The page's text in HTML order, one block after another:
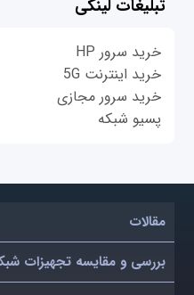
تبلیغات لینکی
خرید سرور HP
خرید اینترنت 5G
خرید سرور مجازی
پسیو شبکه
مقالات
بررسی و مقایسه تجهیزات